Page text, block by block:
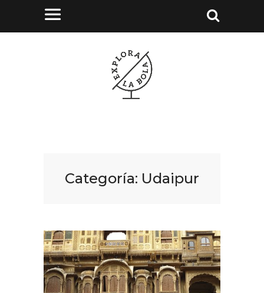
Categoría: Udaipur